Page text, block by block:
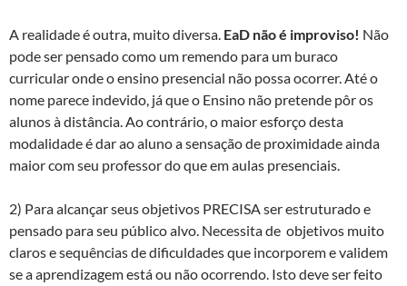
A realidade é outra, muito diversa. EaD não é improviso! Não
pode ser pensado como um remendo para um buraco
curricular onde o ensino presencial não possa ocorrer. Até o
nome parece indevido, já que o Ensino não pretende pôr os
alunos à distância. Ao contrário, o maior esforço desta
modalidade é dar ao aluno a sensação de proximidade ainda
maior com seu professor do que em aulas presenciais.
2) Para alcançar seus objetivos PRECISA ser estruturado e
pensado para seu público alvo. Necessita de objetivos muito
claros e sequências de dificuldades que incorporem e validem
se a aprendizagem está ou não ocorrendo. Isto deve ser feito